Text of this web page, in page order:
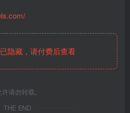
隐藏，请付费后查看
请勿转载。
THE END